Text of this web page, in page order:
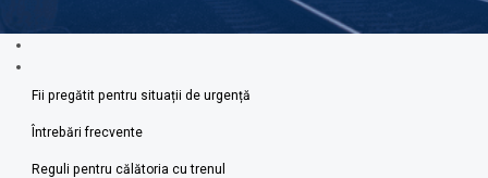
Fii pregătit pentru situații de urgență
Întrebări frecvente
Reguli pentru călătoria cu trenul